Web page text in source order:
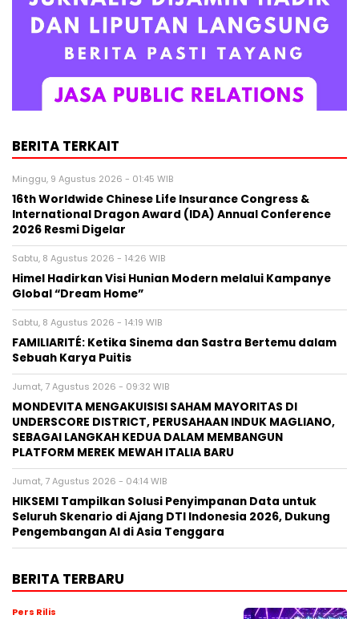
BERITA TERKAIT
Minggu, 9 Agustus 2026 - 01:45 WIB
16th Worldwide Chinese Life Insurance Congress &
International Dragon Award (IDA) Annual Conference
2026 Resmi Digelar
Sabtu, 8 Agustus 2026 - 14:26 WIB
Himel Hadirkan Visi Hunian Modern melalui Kampanye
Global “Dream Home”
Sabtu, 8 Agustus 2026 - 14:19 WIB
FAMILIARITÉ: Ketika Sinema dan Sastra Bertemu dalam
Sebuah Karya Puitis
Jumat, 7 Agustus 2026 - 09:32 WIB
MONDEVITA MENGAKUISISI SAHAM MAYORITAS DI
UNDERSCORE DISTRICT, PERUSAHAAN INDUK MAGLIANO,
SEBAGAI LANGKAH KEDUA DALAM MEMBANGUN
PLATFORM MEREK MEWAH ITALIA BARU
Jumat, 7 Agustus 2026 - 04:14 WIB
HIKSEMI Tampilkan Solusi Penyimpanan Data untuk
Seluruh Skenario di Ajang DTI Indonesia 2026, Dukung
Pengembangan AI di Asia Tenggara
BERITA TERBARU
Pers Rilis